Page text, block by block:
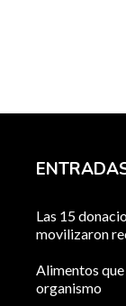
Las 15
movilizaron
Alimentos
organismo